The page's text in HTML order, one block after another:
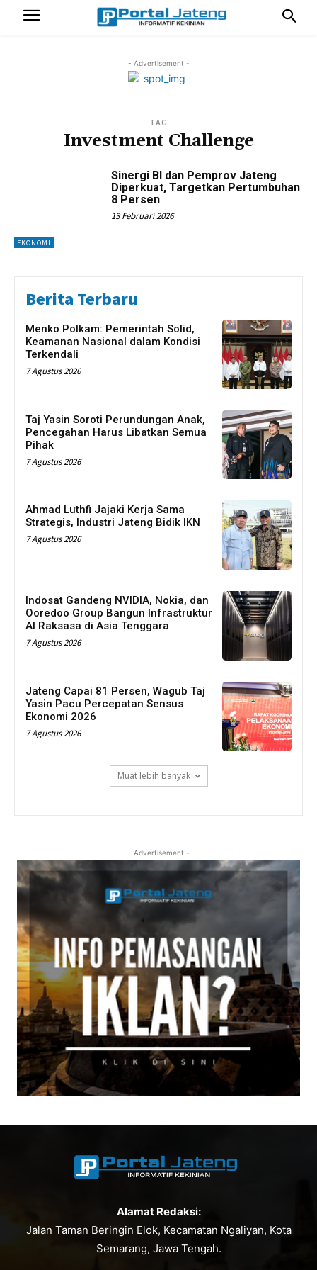
- Advertisement -
TAG
Investment Challenge
EKONOMI
Sinergi BI dan Pemprov Jateng
Diperkuat, Targetkan Pertumbuhan
8 Persen
13 Februari 2026
Berita Terbaru
Menko Polkam: Pemerintah Solid,
Keamanan Nasional dalam Kondisi
Terkendali
7 Agustus 2026
Taj Yasin Soroti Perundungan Anak,
Pencegahan Harus Libatkan Semua
Pihak
7 Agustus 2026
Ahmad Luthfi Jajaki Kerja Sama
Strategis, Industri Jateng Bidik IKN
7 Agustus 2026
Indosat Gandeng NVIDIA, Nokia, dan
Ooredoo Group Bangun Infrastruktur
AI Raksasa di Asia Tenggara
7 Agustus 2026
Jateng Capai 81 Persen, Wagub Taj
Yasin Pacu Percepatan Sensus
Ekonomi 2026
7 Agustus 2026
Muat lebih banyak
- Advertisement -
Alamat Redaksi:
Jalan Taman Beringin Elok, Kecamatan Ngaliyan, Kota
Semarang, Jawa Tengah.